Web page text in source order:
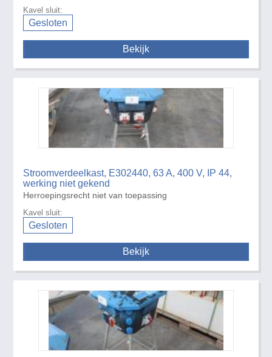
Kavel sluit:
Gesloten
Bekijk
Stroomverdeelkast, E302440, 63 A, 400 V, IP 44,
werking niet gekend
Herroepingsrecht niet van toepassing
Kavel sluit:
Gesloten
Bekijk